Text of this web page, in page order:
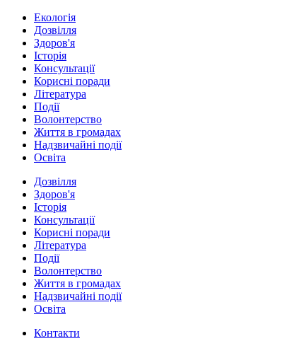
Екологія
Дозвілля
Здоров'я
Історія
Консультації
Корисні поради
Література
Події
Волонтерство
Життя в громадах
Надзвичайні події
Освіта
Дозвілля
Здоров'я
Історія
Консультації
Корисні поради
Література
Події
Волонтерство
Життя в громадах
Надзвичайні події
Освіта
Контакти